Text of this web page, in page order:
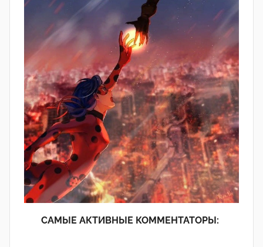
САМЫЕ АКТИВНЫЕ КОММЕНТАТОРЫ: